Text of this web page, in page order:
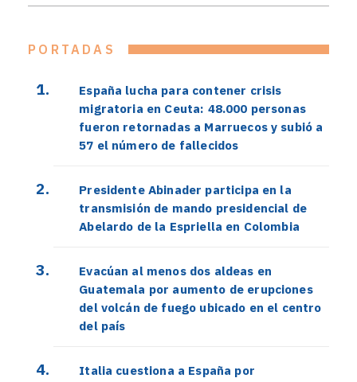
PORTADAS
España lucha para contener crisis
migratoria en Ceuta: 48.000 personas
fueron retornadas a Marruecos y subió a
57 el número de fallecidos
Presidente Abinader participa en la
transmisión de mando presidencial de
Abelardo de la Espriella en Colombia
Evacúan al menos dos aldeas en
Guatemala por aumento de erupciones
del volcán de fuego ubicado en el centro
del país
Italia cuestiona a España por